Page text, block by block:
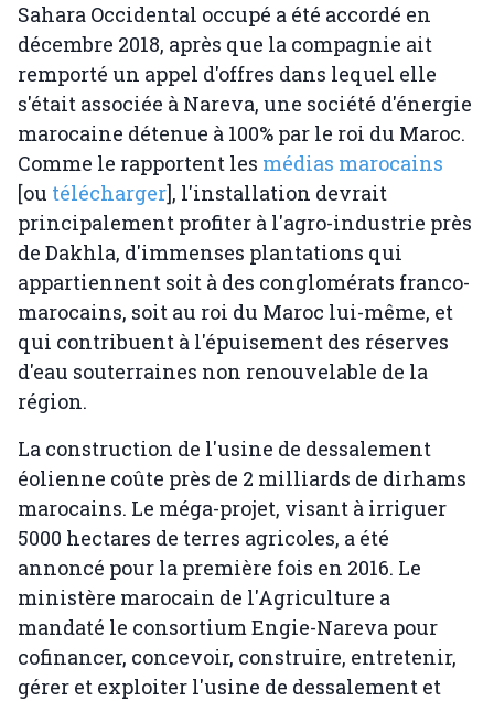
Sahara Occidental occupé a été accordé en
décembre 2018, après que la compagnie ait
remporté un appel d'offres dans lequel elle
s'était associée à Nareva, une société d'énergie
marocaine détenue à 100% par le roi du Maroc.
Comme le rapportent les médias marocains
[ou télécharger], l'installation devrait
principalement profiter à l'agro-industrie près
de Dakhla, d'immenses plantations qui
appartiennent soit à des conglomérats franco-
marocains, soit au roi du Maroc lui-même, et
qui contribuent à l'épuisement des réserves
d'eau souterraines non renouvelable de la
région.
La construction de l'usine de dessalement
éolienne coûte près de 2 milliards de dirhams
marocains. Le méga-projet, visant à irriguer
5000 hectares de terres agricoles, a été
annoncé pour la première fois en 2016. Le
ministère marocain de l'Agriculture a
mandaté le consortium Engie-Nareva pour
cofinancer, concevoir, construire, entretenir,
gérer et exploiter l'usine de dessalement et